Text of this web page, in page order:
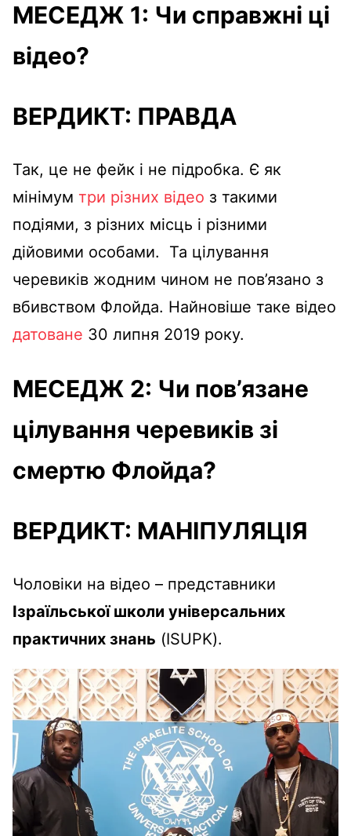
МЕСЕДЖ 1: Чи справжні ці
відео?
ВЕРДИКТ: ПРАВДА
Так, це не фейк і не підробка. Є як
мінімум три різних відео з такими
подіями, з різних місць і різними
дійовими особами. Та цілування
черевиків жодним чином не пов’язано з
вбивством Флойда. Найновіше таке відео
датоване 30 липня 2019 року.
МЕСЕДЖ 2: Чи пов’язане
цілування черевиків зі
смертю Флойда?
ВЕРДИКТ: МАНІПУЛЯЦІЯ
Чоловіки на відео – представники
Ізраїльської школи універсальних
практичних знань (ISUPK).